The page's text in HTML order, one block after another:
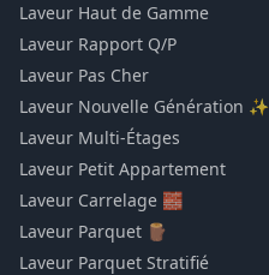
Laveur Haut de Gamme
Laveur Rapport Q/P
Laveur Pas Cher
Laveur Nouvelle Génération ✨
Laveur Multi-Étages
Laveur Petit Appartement
Laveur Carrelage 🧱
Laveur Parquet 🪵
Laveur Parquet Stratifié